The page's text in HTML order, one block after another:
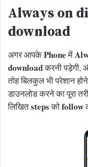
Always on
download
अगर आपकेPhoneमें
downloadकरनी पड़ेगी,
तोह बिलकुल भी परेशान
डाउनलोड करने का पूरा
लिखितstepsकोfollow